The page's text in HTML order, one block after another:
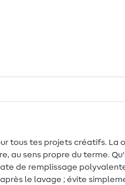
tous tes projets créatifs. La
sens propre du terme.
de remplissage
le lavage ; évite